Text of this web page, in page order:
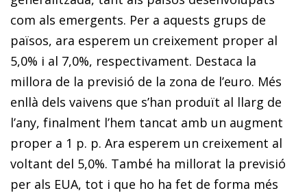
com als emergents. Per a aquests grups de
països, ara esperem un creixement proper al
5,0% i al 7,0%, respectivament. Destaca la
millora de la previsió de la zona de l’euro. Més
enllà dels vaivens que s’han produït al llarg de
l’any, finalment l’hem tancat amb un augment
proper a 1 p. p. Ara esperem un creixement al
voltant del 5,0%. També ha millorat la previsió
per als EUA, tot i que ho ha fet de forma més